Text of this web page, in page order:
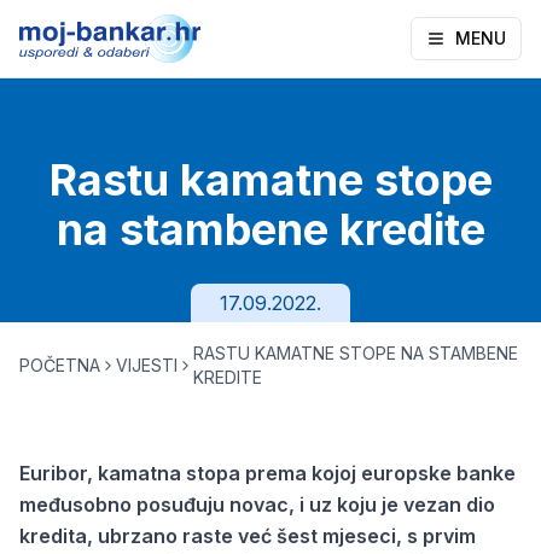
MENU
Rastu kamatne stope
na stambene kredite
17.09.2022.
POČETNA VIJESTI
RASTU KAMATNE STOPE NA STAMBENE
KREDITE
Euribor, kamatna stopa prema kojoj europske banke
međusobno posuđuju novac, i uz koju je vezan dio
kredita, ubrzano raste već šest mjeseci, s prvim